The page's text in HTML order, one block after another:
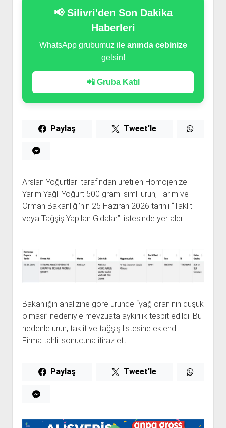
📢 Silivri'den Son Dakika
Haberleri
WhatsApp grubumuz ile anında cebinize
gelsin!
📲 Gruba Katıl
Paylaş Tweet'le
Arslan Yoğurtları tarafından üretilen Homojenize
Yarım Yağlı Yoğurt 500 gram isimli ürün, Tarım ve
Orman Bakanlığı’nın 25 Haziran 2026 tarihli “Taklit
veya Tağşiş Yapılan Gıdalar” listesinde yer aldı.
Bakanlığın analizine göre üründe “yağ oranının düşük
olması” nedeniyle mevzuata aykırılık tespit edildi. Bu
nedenle ürün, taklit ve tağşiş listesine eklendi.
Firma tahlil sonucuna itiraz etti.
Paylaş Tweet'le